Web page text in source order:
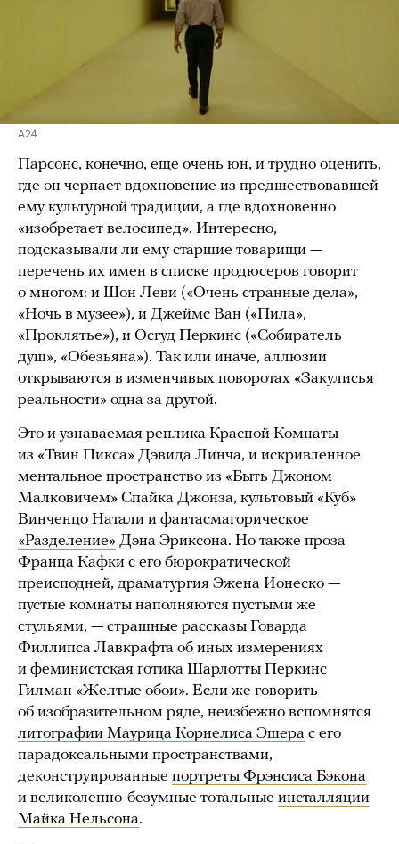
A24
Парсонс, конечно, еще очень юн, и трудно оценить,
где он черпает вдохновение из предшествовавшей
ему культурной традиции, а где вдохновенно
«изобретает велосипед». Интересно,
подсказывали ли ему старшие товарищи —
перечень их имен в списке продюсеров говорит
о многом: и Шон Леви («Очень странные дела»,
«Ночь в музее»), и Джеймс Ван («Пила»,
«Проклятье»), и Осгуд Перкинс («Собиратель
душ», «Обезьяна»). Так или иначе, аллюзии
открываются в изменчивых поворотах «Закулисья
реальности» одна за другой.
Это и узнаваемая реплика Красной Комнаты
из «Твин Пикса» Дэвида Линча, и искривленное
ментальное пространство из «Быть Джоном
Малковичем» Спайка Джонза, культовый «Куб»
Винченцо Натали и фантасмагорическое
«Разделение» Дэна Эриксона. Но также проза
Франца Кафки с его бюрократической
преисподней, драматургия Эжена Ионеско —
пустые комнаты наполняются пустыми же
стульями, — страшные рассказы Говарда
Филлипса Лавкрафта об иных измерениях
и феминистская готика Шарлотты Перкинс
Гилман «Желтые обои». Если же говорить
об изобразительном ряде, неизбежно вспомнятся
литографии Маурица Корнелиса Эшера с его
парадоксальными пространствами,
деконструированные портреты Фрэнсиса Бэкона
и великолепно-безумные тотальные инсталляции
Майка Нельсона.